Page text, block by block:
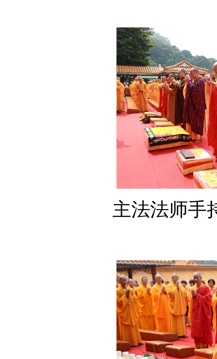
主法法师手持